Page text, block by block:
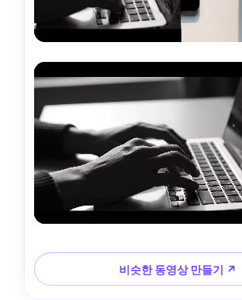
비슷한 동영상 만들기 ↗